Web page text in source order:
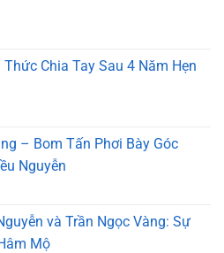
Chia Tay Sau 4 Năm Hẹn
– Bom Tấn Phơi Bày Góc
Nguyễn
và Trần Ngọc Vàng: Sự
Mộ